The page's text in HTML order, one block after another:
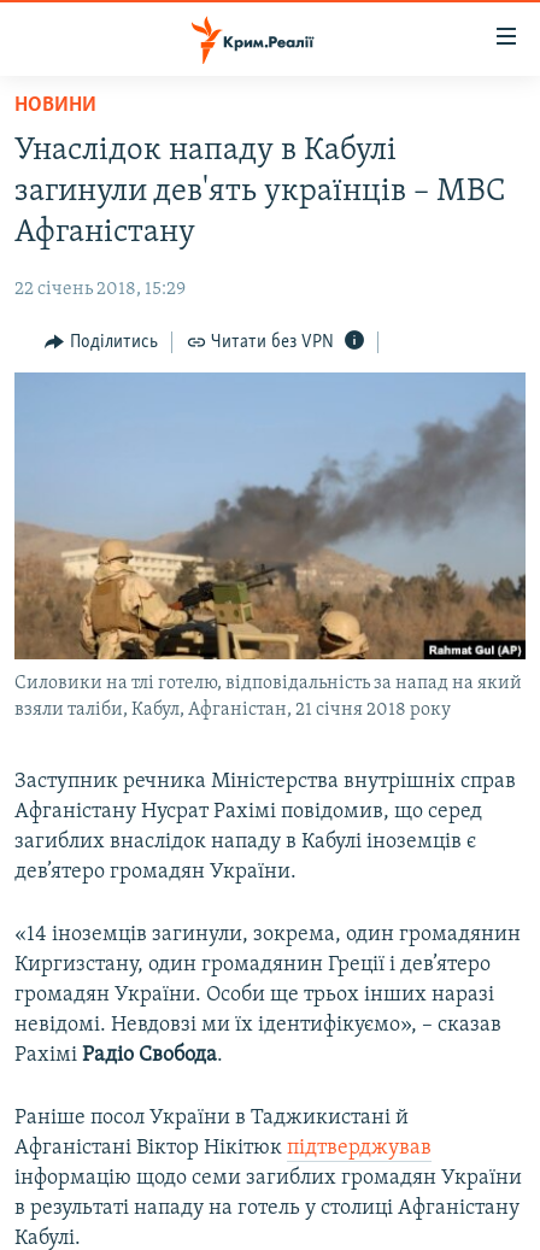
Перейти
основного
матеріалу
Перейти
до
основної
Перейти
до
ВОДА.КРИМ
ВІДЕО ТА ФОТО
БЛОГИ
ПОГЛЯД
ВІДЕОУРОКИ «ELIFBE»
СВІДЧЕННЯ ОКУПАЦІЇ
УКРАЇНСЬКА ПРОБЛЕМА КРИМУ
ІНФОГРАФІКА
ЯК ОБІЙТИ БЛОКУВАННЯ
Русский
Qırımtatar
ДОЛУЧАЙСЯ!
Усі сайти RFE/RL
НОВИНИ
Унаслідок нападу в Кабулі
загинули дев'ять українців – МВС
Афганістану
22 січень 2018, 15:29
Поділитись Читати без VPN
Силовики на тлі готелю, відповідальність за напад на який
взяли таліби, Кабул, Афганістан, 21 січня 2018 року
Заступник речника Міністерства внутрішніх справ
Афганістану Нусрат Рахімі повідомив, що серед
загиблих внаслідок нападу в Кабулі іноземців є
дев’ятеро громадян України.
«14 іноземців загинули, зокрема, один громадянин
Киргизстану, один громадянин Греції і дев’ятеро
громадян України. Особи ще трьох інших наразі
невідомі. Невдовзі ми їх ідентифікуємо», – сказав
Рахімі Радіо Свобода.
Раніше посол України в Таджикистані й
Афганістані Віктор Нікітюк підтверджував
інформацію щодо семи загиблих громадян України
в результаті нападу на готель у столиці Афганістану
Кабулі.